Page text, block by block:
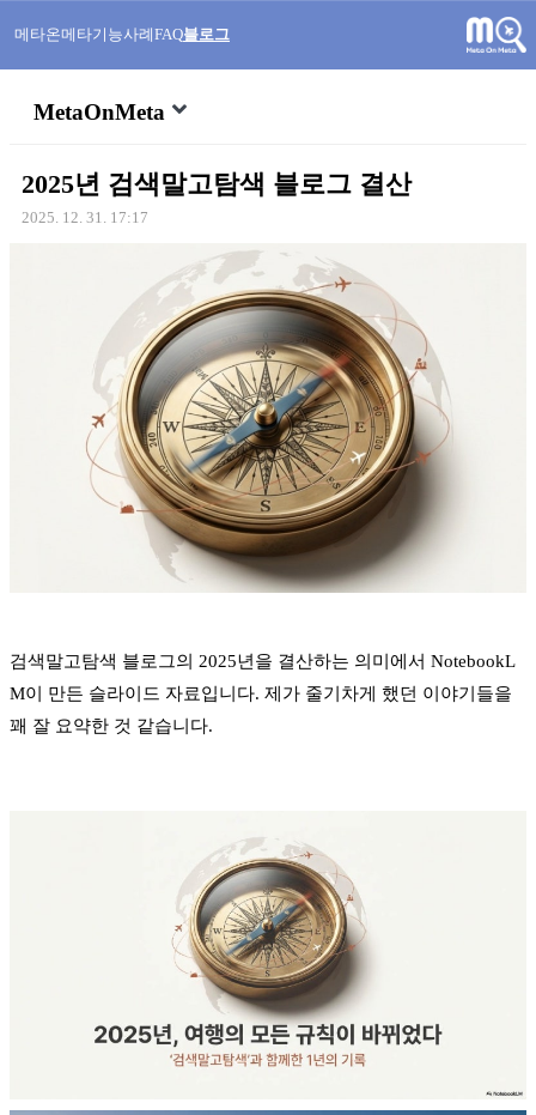
메타온메타기능사례FAQ블로그
MetaOnMeta
2025년 검색말고탐색 블로그 결산
2025. 12. 31. 17:17
검색말고탐색 블로그의 2025년을 결산하는 의미에서 NotebookL
M이 만든 슬라이드 자료입니다. 제가 줄기차게 했던 이야기들을
꽤 잘 요약한 것 같습니다.